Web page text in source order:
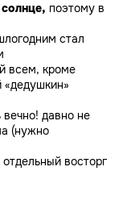
поэтому в
стал
всем, кроме
«дедушкин»
давно не
(нужно
восторг